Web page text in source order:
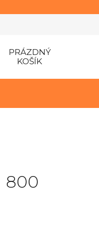
PRÁZDNÝ
KOŠÍK
800